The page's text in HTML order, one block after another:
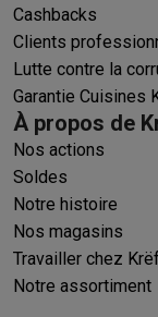
Cashbacks
Clients
Lutte contre la
Garantie Cuisines
À propos de
Nos actions
Soldes
Notre histoire
Nos magasins
Travailler chez
Notre assortiment